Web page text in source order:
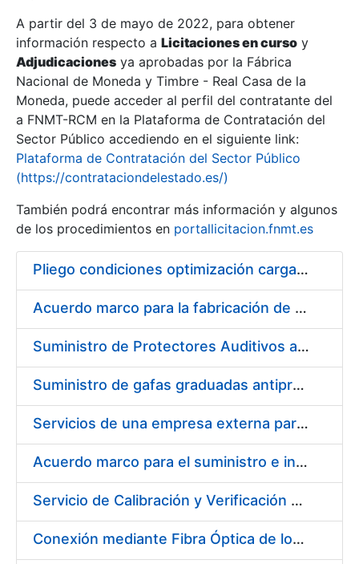
Erakutsi/Ezkutatu
Erakutsi/Ezkutatu
Erakutsi/Ezkutatu
Erakutsi/Ezkutatu
A partir del 3 de mayo de 2022, para obtener
información respecto a Licitaciones en curso y
Adjudicaciones ya aprobadas por la Fábrica
Nacional de Moneda y Timbre - Real Casa de la
Moneda, puede acceder al perfil del contratante del
a FNMT-RCM en la Plataforma de Contratación del
Sector Público accediendo en el siguiente link:
Plataforma de Contratación del Sector Público
(https://contrataciondelestado.es/)
También podrá encontrar más información y algunos
de los procedimientos en portallicitacion.fnmt.es
Pliego condiciones optimización cargas compras firmado
Acuerdo marco para la fabricación de piezas
Suministro de Protectores Auditivos a medida para las personas trabajadoras de los Centros de Trabajo de Madrid y Burgos
Suministro de gafas graduadas antiproyecciones para los trabajadores de la FNMT-RCM en los centros de trabajo de Madrid y Burgos
Servicios de una empresa externa para el asesoramiento y resolución de los recursos de alzada que se presentan relacionados con procesos de selección para la FNMT-RCM
Acuerdo marco para el suministro e instalación de persianas, estores y otros complementos
Servicio de Calibración y Verificación Externa de los Equipos de Medición del Servicio de Prevención de la FNMT-RCM
Conexión mediante Fibra Óptica de los Centros de Proceso de Datos (CPDs) de las sedes de la FNMT-RCM de Burgos y Madrid